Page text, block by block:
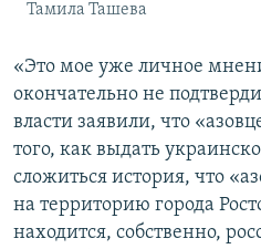
Тамила Ташева
«Это мое уже личное
окончательно не
власти заявили, что
того, как выдать
сложиться история, что
на территорию города
находится, собственно,